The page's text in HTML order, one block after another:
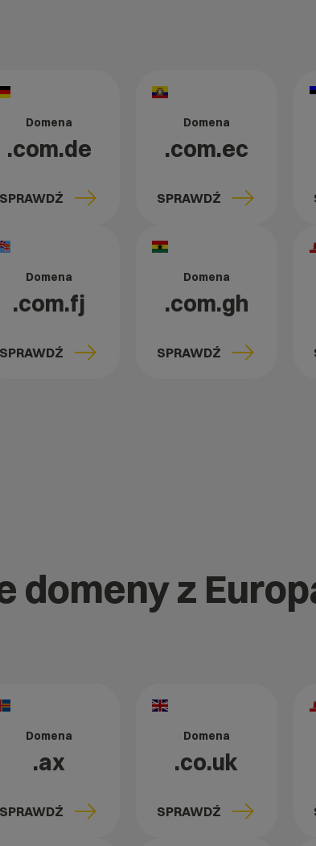
Domena
.com.de
SPRAWDŹ
Domena
.com.ec
SPRAWDŹ
Domena
.com.fj
SPRAWDŹ
Domena
.com.gh
SPRAWDŹ
domeny z
Domena
.ax
SPRAWDŹ
Domena
.co.uk
SPRAWDŹ